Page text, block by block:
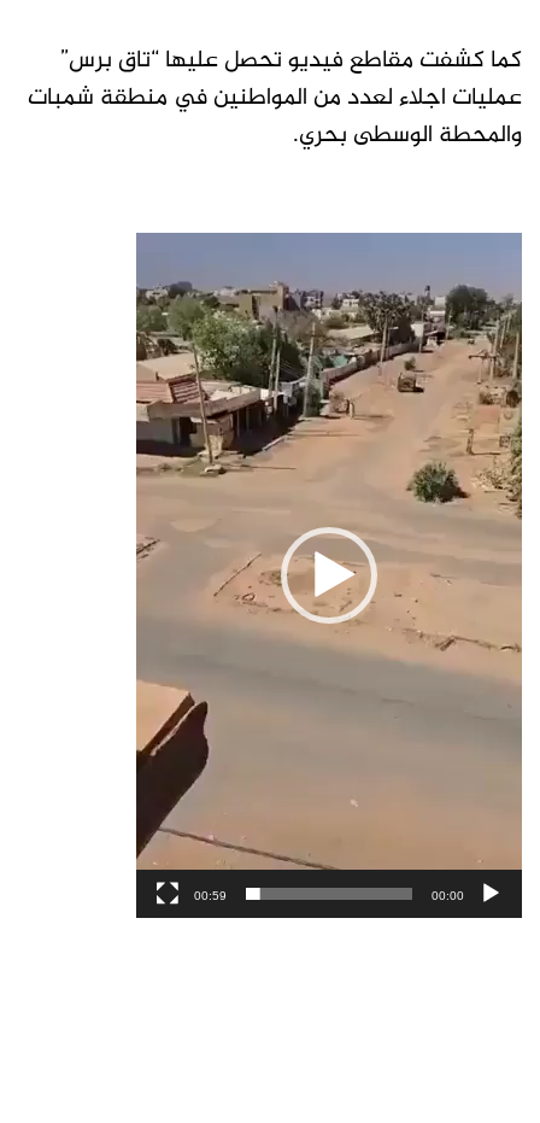
كما كشفت مقاطع فيديو تحصل عليها “تاق برس”
عمليات اجلاء لعدد من المواطنين في منطقة شمبات
والمحطة الوسطى بحري.
الفيديو
00:00
00:59